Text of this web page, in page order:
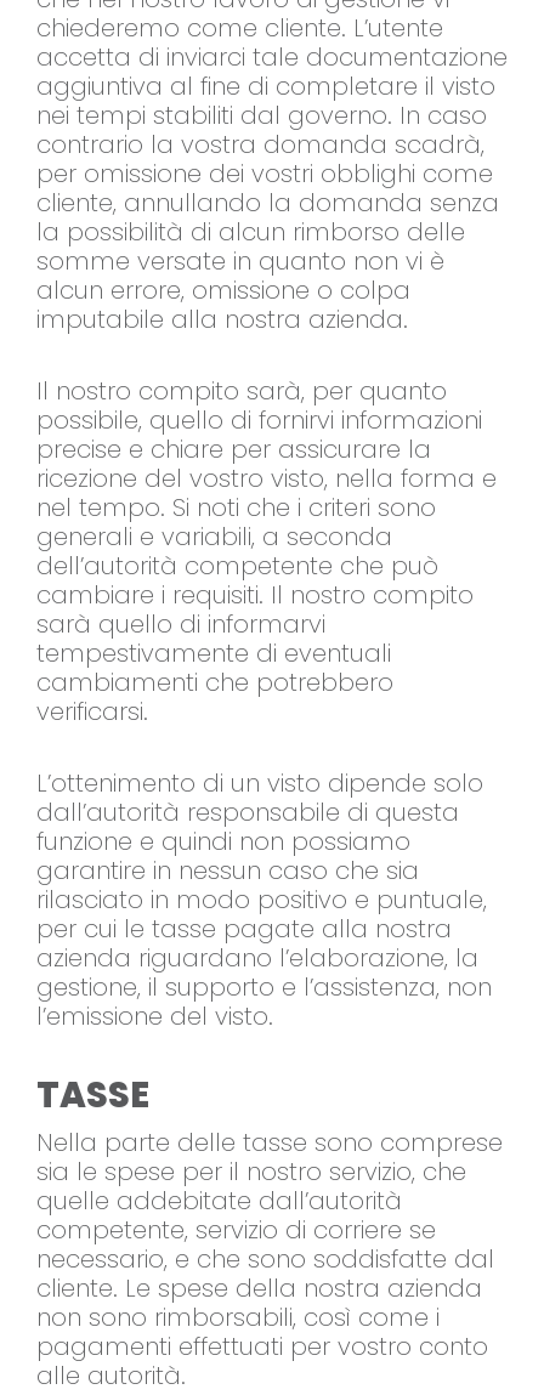
chiederemo come cliente. L’utente
accetta di inviarci tale documentazione
aggiuntiva al fine di completare il visto
nei tempi stabiliti dal governo. In caso
contrario la vostra domanda scadrà,
per omissione dei vostri obblighi come
cliente, annullando la domanda senza
la possibilità di alcun rimborso delle
somme versate in quanto non vi è
alcun errore, omissione o colpa
imputabile alla nostra azienda.
Il nostro compito sarà, per quanto
possibile, quello di fornirvi informazioni
precise e chiare per assicurare la
ricezione del vostro visto, nella forma e
nel tempo. Si noti che i criteri sono
generali e variabili, a seconda
dell’autorità competente che può
cambiare i requisiti. Il nostro compito
sarà quello di informarvi
tempestivamente di eventuali
cambiamenti che potrebbero
verificarsi.
L’ottenimento di un visto dipende solo
dall’autorità responsabile di questa
funzione e quindi non possiamo
garantire in nessun caso che sia
rilasciato in modo positivo e puntuale,
per cui le tasse pagate alla nostra
azienda riguardano l’elaborazione, la
gestione, il supporto e l’assistenza, non
l’emissione del visto.
TASSE
Nella parte delle tasse sono comprese
sia le spese per il nostro servizio, che
quelle addebitate dall’autorità
competente, servizio di corriere se
necessario, e che sono soddisfatte dal
cliente. Le spese della nostra azienda
non sono rimborsabili, così come i
pagamenti effettuati per vostro conto
alle autorità.